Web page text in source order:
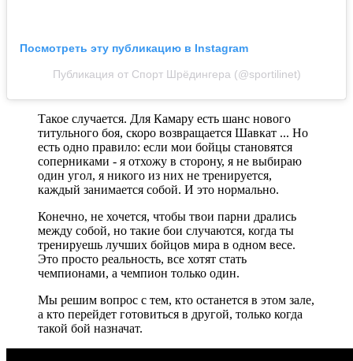
Посмотреть эту публикацию в Instagram
Публикация от Спорт Шрёдингера (@sportilinet)
Такое случается. Для Камару есть шанс нового
титульного боя, скоро возвращается Шавкат ... Но
есть одно правило: если мои бойцы становятся
соперниками - я отхожу в сторону, я не выбираю
один угол, я никого из них не тренируется,
каждый занимается собой. И это нормально.
Конечно, не хочется, чтобы твои парни дрались
между собой, но такие бои случаются, когда ты
тренируешь лучших бойцов мира в одном весе.
Это просто реальность, все хотят стать
чемпионами, а чемпион только один.
Мы решим вопрос с тем, кто останется в этом зале,
а кто перейдет готовиться в другой, только когда
такой бой назначат.